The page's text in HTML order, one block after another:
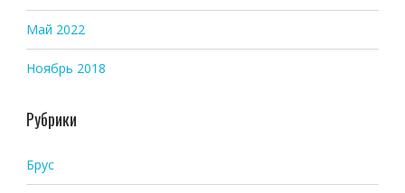
Май 2022
Ноябрь 2018
Рубрики
Брус